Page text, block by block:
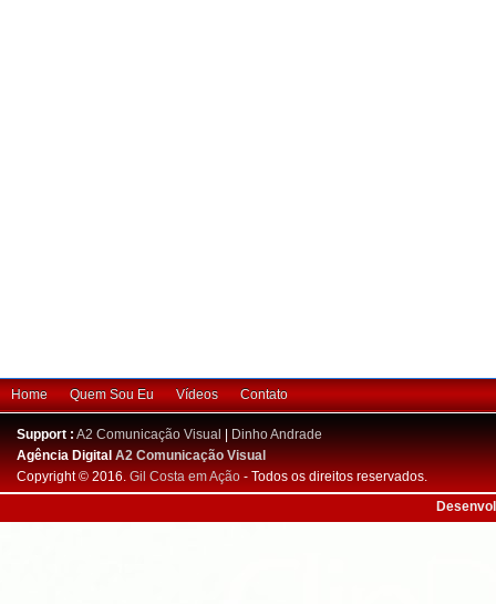
Home Quem Sou Eu Vídeos Contato
Support : A2 Comunicação Visual
Dinho Andrade
Agência DigitalA2 Comunicação Visual
Copyright © 2016. Gil Costa em Ação - Todos os direitos reservados.